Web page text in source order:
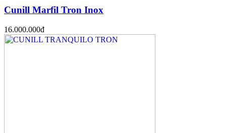
Cunill Marfil Tron Inox
16.000.000đ